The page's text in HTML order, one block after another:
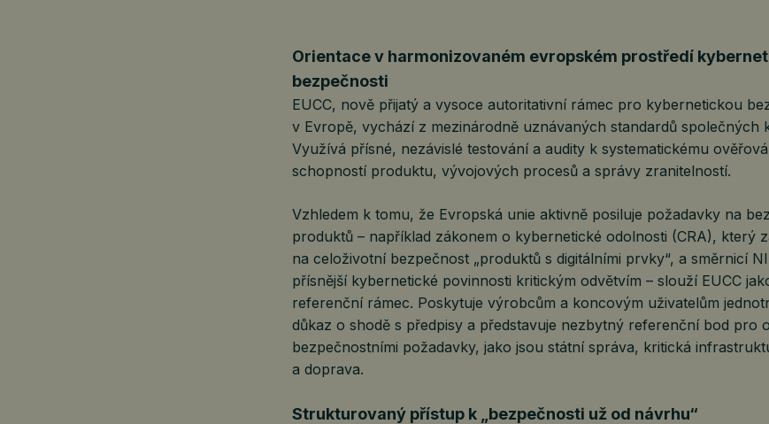
Orientace v harmonizovaném evropském prostředí
bezpečnosti
EUCC, nově přijatý a vysoce autoritativní rámec pro kybernetickou
v Evropě, vychází z mezinárodně uznávaných standardů společných
Využívá přísné, nezávislé testování a audity k systematickému
schopností produktu, vývojových procesů a správy zranitelností.
Vzhledem k tomu, že Evropská unie aktivně posiluje požadavky na
produktů – například zákonem o kybernetické odolnosti (CRA), který
na celoživotní bezpečnost „produktů s digitálními prvky“, a směrnicí
přísnější kybernetické povinnosti kritickým odvětvím – slouží EUCC
referenční rámec. Poskytuje výrobcům a koncovým uživatelům
důkaz o shodě s předpisy a představuje nezbytný referenční bod pro
bezpečnostními požadavky, jako jsou státní správa, kritická
a doprava.
Strukturovaný přístup k „bezpečnosti už od návrhu“